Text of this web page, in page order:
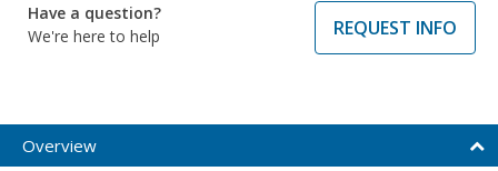
Have a question?
We're here to help
REQUEST INFO
Overview